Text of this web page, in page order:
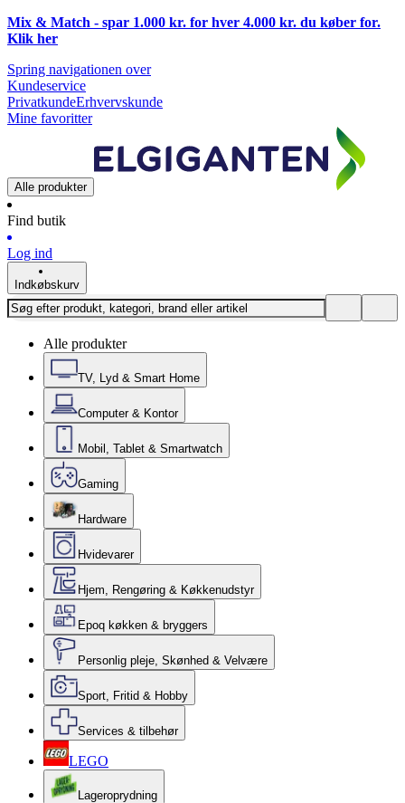
Mix & Match - spar 1.000 kr. for hver 4.000 kr. du køber for.
Klik her
Spring navigationen over
Kundeservice
PrivatkundeErhvervskunde
Mine favoritter
Alle produkter
Find butik
Log ind
Indkøbskurv
Alle produkter
TV, Lyd & Smart Home
Computer & Kontor
Mobil, Tablet & Smartwatch
Gaming
Hardware
Hvidevarer
Hjem, Rengøring & Køkkenudstyr
Epoq køkken & bryggers
Personlig pleje, Skønhed & Velvære
Sport, Fritid & Hobby
Services & tilbehør
LEGO
Lageroprydning